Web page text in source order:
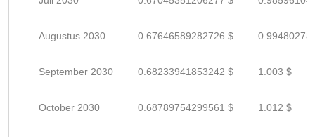
Augustus 2030 0.67646589282726 $
September 2030 0.68233941853242 $ 1.003 $
October 2030 0.68789754299561 $ 1.012 $